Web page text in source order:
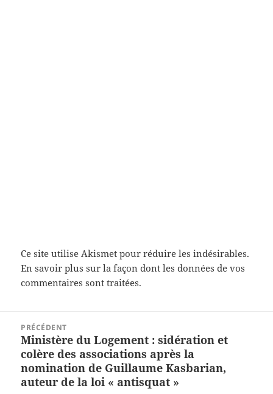
Ce site utilise Akismet pour réduire les indésirables.
En savoir plus sur la façon dont les données de vos
commentaires sont traitées.
l’article
PRÉCÉDENT
Article
précédent :
Ministère du Logement : sidération et
colère des associations après la
nomination de Guillaume Kasbarian,
auteur de la loi « antisquat »